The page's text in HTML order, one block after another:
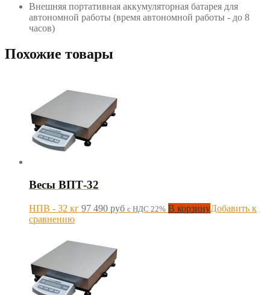
Внешняя портативная аккумуляторная батарея для
автономной работы (время автономной работы - до 8
часов)
Похожие товары
Весы ВПТ-32
НПВ - 32 кг 97 490 руб с НДС 22% В корзинуДобавить к
сравнению